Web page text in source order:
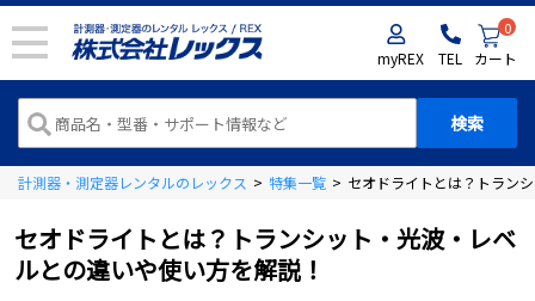
myREX TEL
0
カート
計測器・測定器レンタルのレックス > 特集一覧 > セオドライトとは？トラン
セオドライトとは？トランシット・光波・レベ
ルとの違いや使い方を解説！